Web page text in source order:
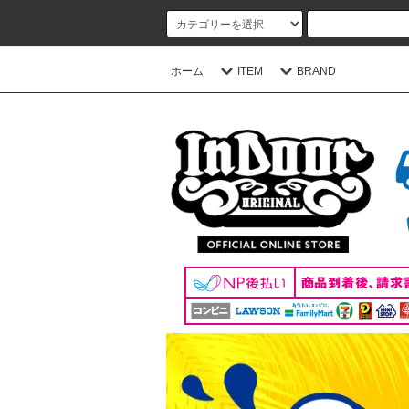
ホーム ITEM BRAND